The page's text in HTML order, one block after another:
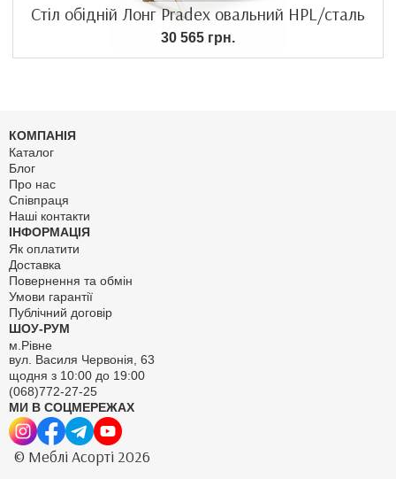
Стіл обідній Лонг Pradex овальний HPL/сталь
30 565 грн.
КОМПАНІЯ
Каталог
Блог
Про нас
Співпраця
Наші контакти
ІНФОРМАЦІЯ
Як оплатити
Доставка
Повернення та обмін
Умови гарантії
Публічний договір
ШОУ-РУМ
м.Рівне
вул. Василя Червонія, 63
щодня з 10:00 до 19:00
(068)772-27-25
МИ В СОЦМЕРЕЖАХ
© Меблі Асорті 2026